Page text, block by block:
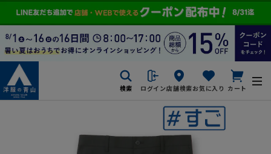
検索 ログイン店舗検索お気に入り カート